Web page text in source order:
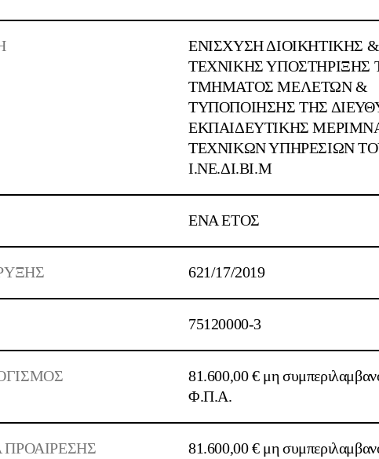
ΕΝΙΣΧΥΣΗ ΔΙΟΙΚΗΤΙΚΗΣ &
ΤΕΧΝΙΚΗΣ ΥΠΟΣΤΗΡΙΞΗΣ
ΤΜΗΜΑΤΟΣ ΜΕΛΕΤΩΝ &
ΤΥΠΟΠΟΙΗΣΗΣ ΤΗΣ
ΕΚΠΑΙΔΕΥΤΙΚΗΣ
ΤΕΧΝΙΚΩΝ ΥΠΗΡΕΣΙΩΝ
Ι.ΝΕ.ΔΙ.ΒΙ.Μ
ΕΝΑ ΕΤΟΣ
621/17/2019
75120000-3
81.600,00 € μη
Φ.Π.Α.
81.600,00 € μη